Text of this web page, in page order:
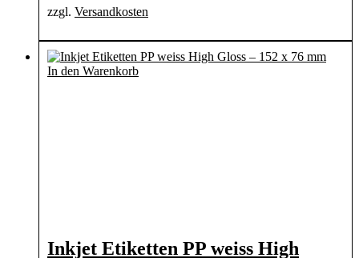
zzgl. Versandkosten
In den Warenkorb
Inkjet Etiketten PP weiss High